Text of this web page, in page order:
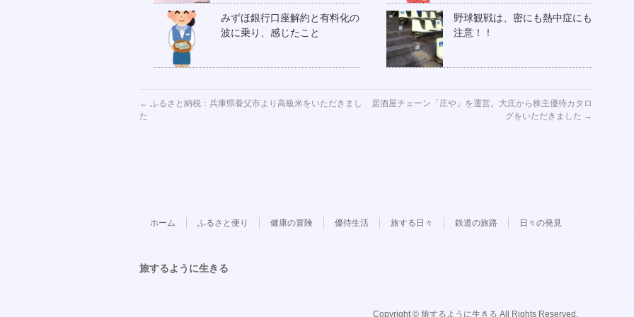
みずほ銀行口座解約と有料化の
波に乗り、感じたこと
野球観戦は、密にも熱中症にも
注意！！
← ふるさと納税：兵庫県養父市より高級米をいただきまし
た
居酒屋チェーン「庄や」を運営。大庄から株主優待カタロ
グをいただきました →
ホーム ふるさと便り 健康の冒険 優待生活 旅する日々 鉄道の旅路 日々の発見
旅するように生きる
Copyright © 旅するように生きる All Rights Reserved.